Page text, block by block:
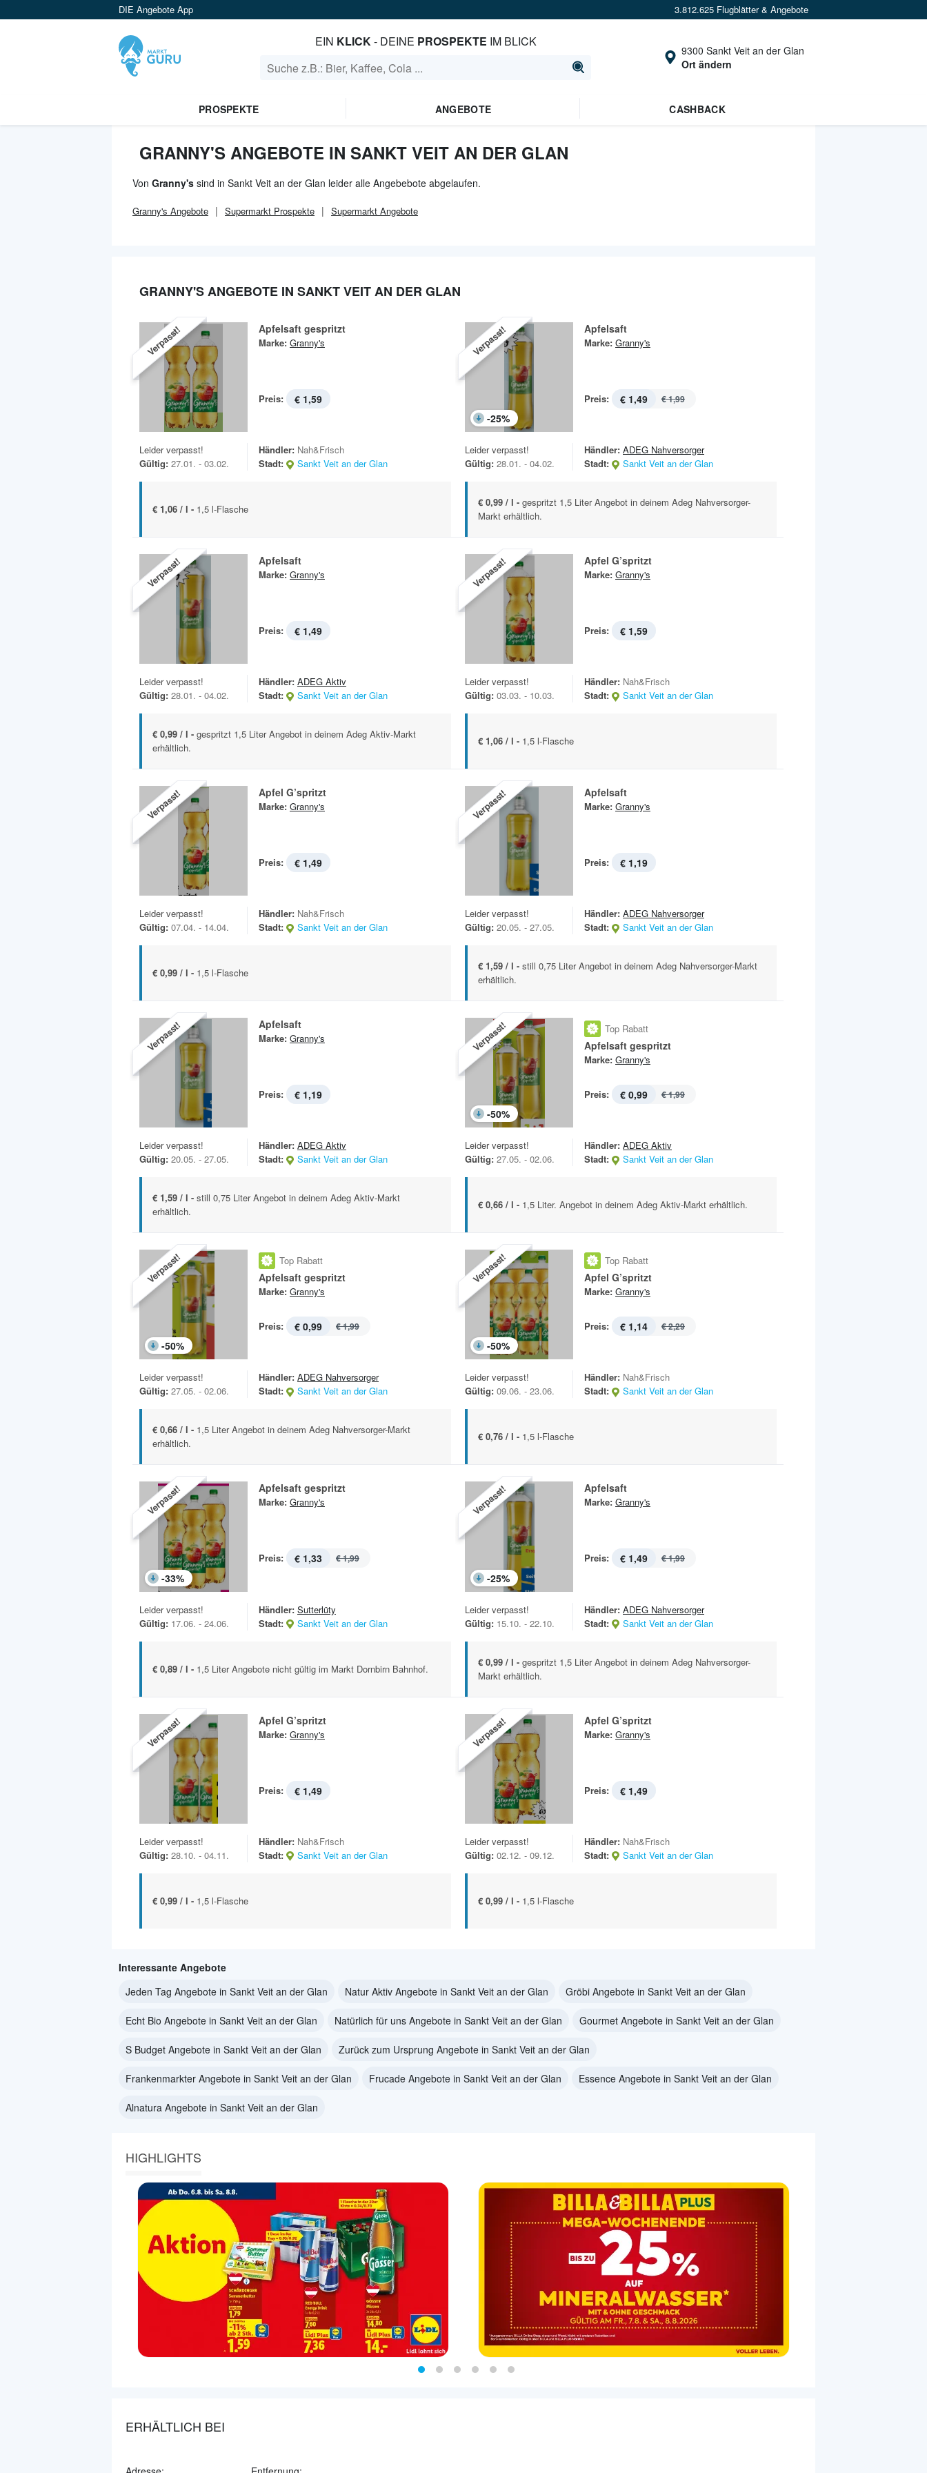
DIE Angebote App 3.812.625 Flugblätter & Angebote
EIN KLICK- DEINE PROSPEKTE IM BLICK
9300 Sankt Veit an der Glan
Ort ändern
PROSPEKTE ANGEBOTE CASHBACK
GRANNY'S ANGEBOTE IN SANKT VEIT AN DER GLAN
Von Granny's sind in Sankt Veit an der Glan leider alle Angebebote abgelaufen.
Granny's Angebote Supermarkt Prospekte Supermarkt Angebote
GRANNY'S ANGEBOTE IN SANKT VEIT AN DER GLAN
Verpasst! Apfelsaft gespritzt
Marke: Granny's
Preis: € 1,59
Leider verpasst!
Gültig: 27.01. - 03.02.
Händler: Nah&Frisch
Stadt:
Sankt Veit an der Glan
€ 1,06 / l - 1,5 l-Flasche
Verpasst!
-25%
Apfelsaft
Marke: Granny's
Preis: € 1,49 € 1,99
Leider verpasst!
Gültig: 28.01. - 04.02.
Händler: ADEG Nahversorger
Stadt:
Sankt Veit an der Glan
€ 0,99 / l - gespritzt 1,5 Liter Angebot in deinem Adeg Nahversorger-
Markt erhältlich.
Verpasst! Apfelsaft
Marke: Granny's
Preis: € 1,49
Leider verpasst!
Gültig: 28.01. - 04.02.
Händler: ADEG Aktiv
Stadt:
Sankt Veit an der Glan
€ 0,99 / l - gespritzt 1,5 Liter Angebot in deinem Adeg Aktiv-Markt
erhältlich.
Verpasst! Apfel G’spritzt
Marke: Granny's
Preis: € 1,59
Leider verpasst!
Gültig: 03.03. - 10.03.
Händler: Nah&Frisch
Stadt:
Sankt Veit an der Glan
€ 1,06 / l - 1,5 l-Flasche
Verpasst! Apfel G’spritzt
Marke: Granny's
Preis: € 1,49
Leider verpasst!
Gültig: 07.04. - 14.04.
Händler: Nah&Frisch
Stadt:
Sankt Veit an der Glan
€ 0,99 / l - 1,5 l-Flasche
Verpasst! Apfelsaft
Marke: Granny's
Preis: € 1,19
Leider verpasst!
Gültig: 20.05. - 27.05.
Händler: ADEG Nahversorger
Stadt:
Sankt Veit an der Glan
€ 1,59 / l - still 0,75 Liter Angebot in deinem Adeg Nahversorger-Markt
erhältlich.
Verpasst! Apfelsaft
Marke: Granny's
Preis: € 1,19
Leider verpasst!
Gültig: 20.05. - 27.05.
Händler: ADEG Aktiv
Stadt:
Sankt Veit an der Glan
€ 1,59 / l - still 0,75 Liter Angebot in deinem Adeg Aktiv-Markt
erhältlich.
Verpasst!
-50%
Top Rabatt
Apfelsaft gespritzt
Marke: Granny's
Preis: € 0,99 € 1,99
Leider verpasst!
Gültig: 27.05. - 02.06.
Händler: ADEG Aktiv
Stadt:
Sankt Veit an der Glan
€ 0,66 / l - 1,5 Liter. Angebot in deinem Adeg Aktiv-Markt erhältlich.
Verpasst!
-50%
Top Rabatt
Apfelsaft gespritzt
Marke: Granny's
Preis: € 0,99 € 1,99
Leider verpasst!
Gültig: 27.05. - 02.06.
Händler: ADEG Nahversorger
Stadt:
Sankt Veit an der Glan
€ 0,66 / l - 1,5 Liter Angebot in deinem Adeg Nahversorger-Markt
erhältlich.
Verpasst!
-50%
Top Rabatt
Apfel G’spritzt
Marke: Granny's
Preis: € 1,14 € 2,29
Leider verpasst!
Gültig: 09.06. - 23.06.
Händler: Nah&Frisch
Stadt:
Sankt Veit an der Glan
€ 0,76 / l - 1,5 l-Flasche
Verpasst!
-33%
Apfelsaft gespritzt
Marke: Granny's
Preis: € 1,33 € 1,99
Leider verpasst!
Gültig: 17.06. - 24.06.
Händler: Sutterlüty
Stadt:
Sankt Veit an der Glan
€ 0,89 / l - 1,5 Liter Angebote nicht gültig im Markt Dornbirn Bahnhof.
Verpasst!
-25%
Apfelsaft
Marke: Granny's
Preis: € 1,49 € 1,99
Leider verpasst!
Gültig: 15.10. - 22.10.
Händler: ADEG Nahversorger
Stadt:
Sankt Veit an der Glan
€ 0,99 / l - gespritzt 1,5 Liter Angebot in deinem Adeg Nahversorger-
Markt erhältlich.
Verpasst! Apfel G’spritzt
Marke: Granny's
Preis: € 1,49
Leider verpasst!
Gültig: 28.10. - 04.11.
Händler: Nah&Frisch
Stadt:
Sankt Veit an der Glan
€ 0,99 / l - 1,5 l-Flasche
Verpasst! Apfel G’spritzt
Marke: Granny's
Preis: € 1,49
Leider verpasst!
Gültig: 02.12. - 09.12.
Händler: Nah&Frisch
Stadt:
Sankt Veit an der Glan
€ 0,99 / l - 1,5 l-Flasche
Interessante Angebote
Jeden Tag Angebote in Sankt Veit an der Glan
Natur Aktiv Angebote in Sankt Veit an der Glan Gröbi Angebote in Sankt Veit an der Glan
Echt Bio Angebote in Sankt Veit an der Glan Natürlich für uns Angebote in Sankt Veit an der Glan Gourmet Angebote in Sankt Veit an der Glan
S Budget Angebote in Sankt Veit an der Glan Zurück zum Ursprung Angebote in Sankt Veit an der Glan
Frankenmarkter Angebote in Sankt Veit an der Glan Frucade Angebote in Sankt Veit an der Glan Essence Angebote in Sankt Veit an der Glan
Alnatura Angebote in Sankt Veit an der Glan
HIGHLIGHTS
ERHÄLTLICH BEI